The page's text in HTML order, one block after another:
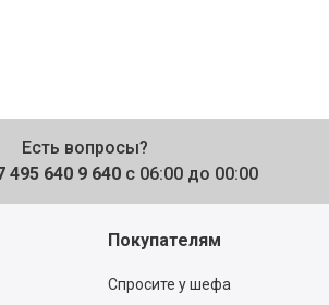
Есть вопросы?
495 640 9 640 с 06:00 до 00:00
Покупателям
Спросите у шефа